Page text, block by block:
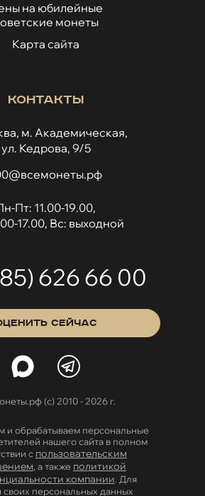
на юбилейные
монеты
Карта сайта
Контакты
м. Академическая,
ул. Кедрова, 9/5
Пт: 11.00-19.00,
17.00, Вс: выходной
626 66 00
СЕЙЧАС
(с) 2010 - 2026 г.
и обрабатываем персональные
нашего сайта в полном
с пользовательским
, а также политикой
компании. Для
своих персональных данных